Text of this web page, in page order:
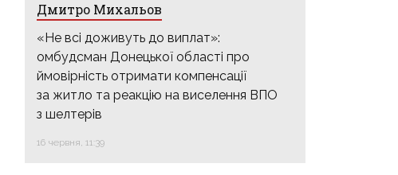
Дмитро Михальов
«Не всі доживуть до виплат»:
омбудсман Донецької області про
ймовірність отримати компенсації
за житло та реакцію на виселення ВПО
з шелтерів
16 червня, 11:39